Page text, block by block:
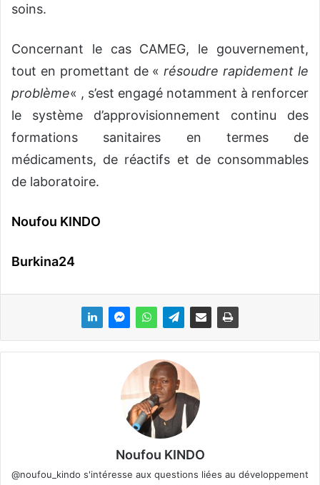
soins.
Concernant le cas CAMEG, le gouvernement,
tout en promettant de «résoudre rapidement le
problème« , s’est engagé notamment à renforcer
le système d’approvisionnement continu des
formations sanitaires en termes de
médicaments, de réactifs et de consommables
de laboratoire.
Noufou KINDO
Burkina24
Noufou KINDO
@noufou_kindo s'intéresse aux questions liées au développement